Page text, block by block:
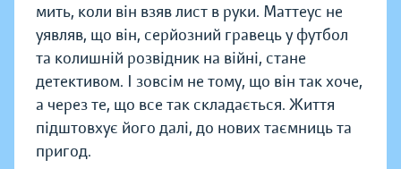
мить, коли він взяв лист в руки. Маттеус не
уявляв, що він, серйозний гравець у футбол
та колишній розвідник на війні, стане
детективом. І зовсім не тому, що він так хоче,
а через те, що все так складається. Життя
підштовхує його далі, до нових таємниць та
пригод.